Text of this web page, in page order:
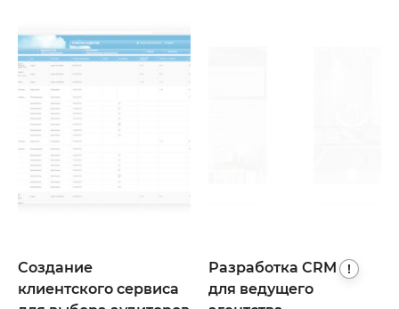
Создание
клиентского сервиса
Разработка CRM !
для ведущего